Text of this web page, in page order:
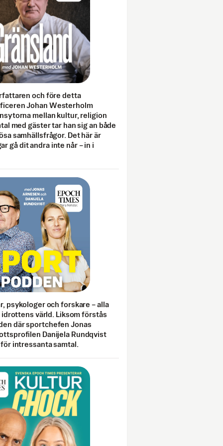
och före detta
Johan Westerholm
mellan kultur, religion
med gäster tar han sig an både
samhällsfrågor. Det här är
gå dit andra inte når – in i
psykologer och forskare – alla
idrottens värld. Liksom förstås
där sportchefen Jonas
Danijela Rundqvist
intressanta samtal.